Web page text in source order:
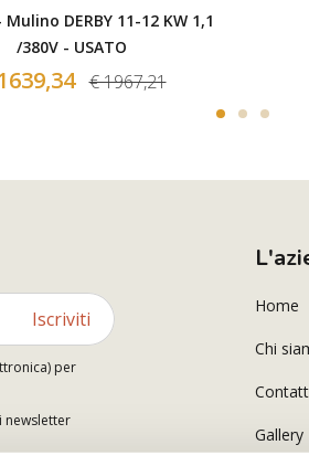
Mulino DERBY 11-12 KW 1,1
/380V - USATO
€ 1967,21
Iscriviti
per
newsletter
Home
Chi
Gallery